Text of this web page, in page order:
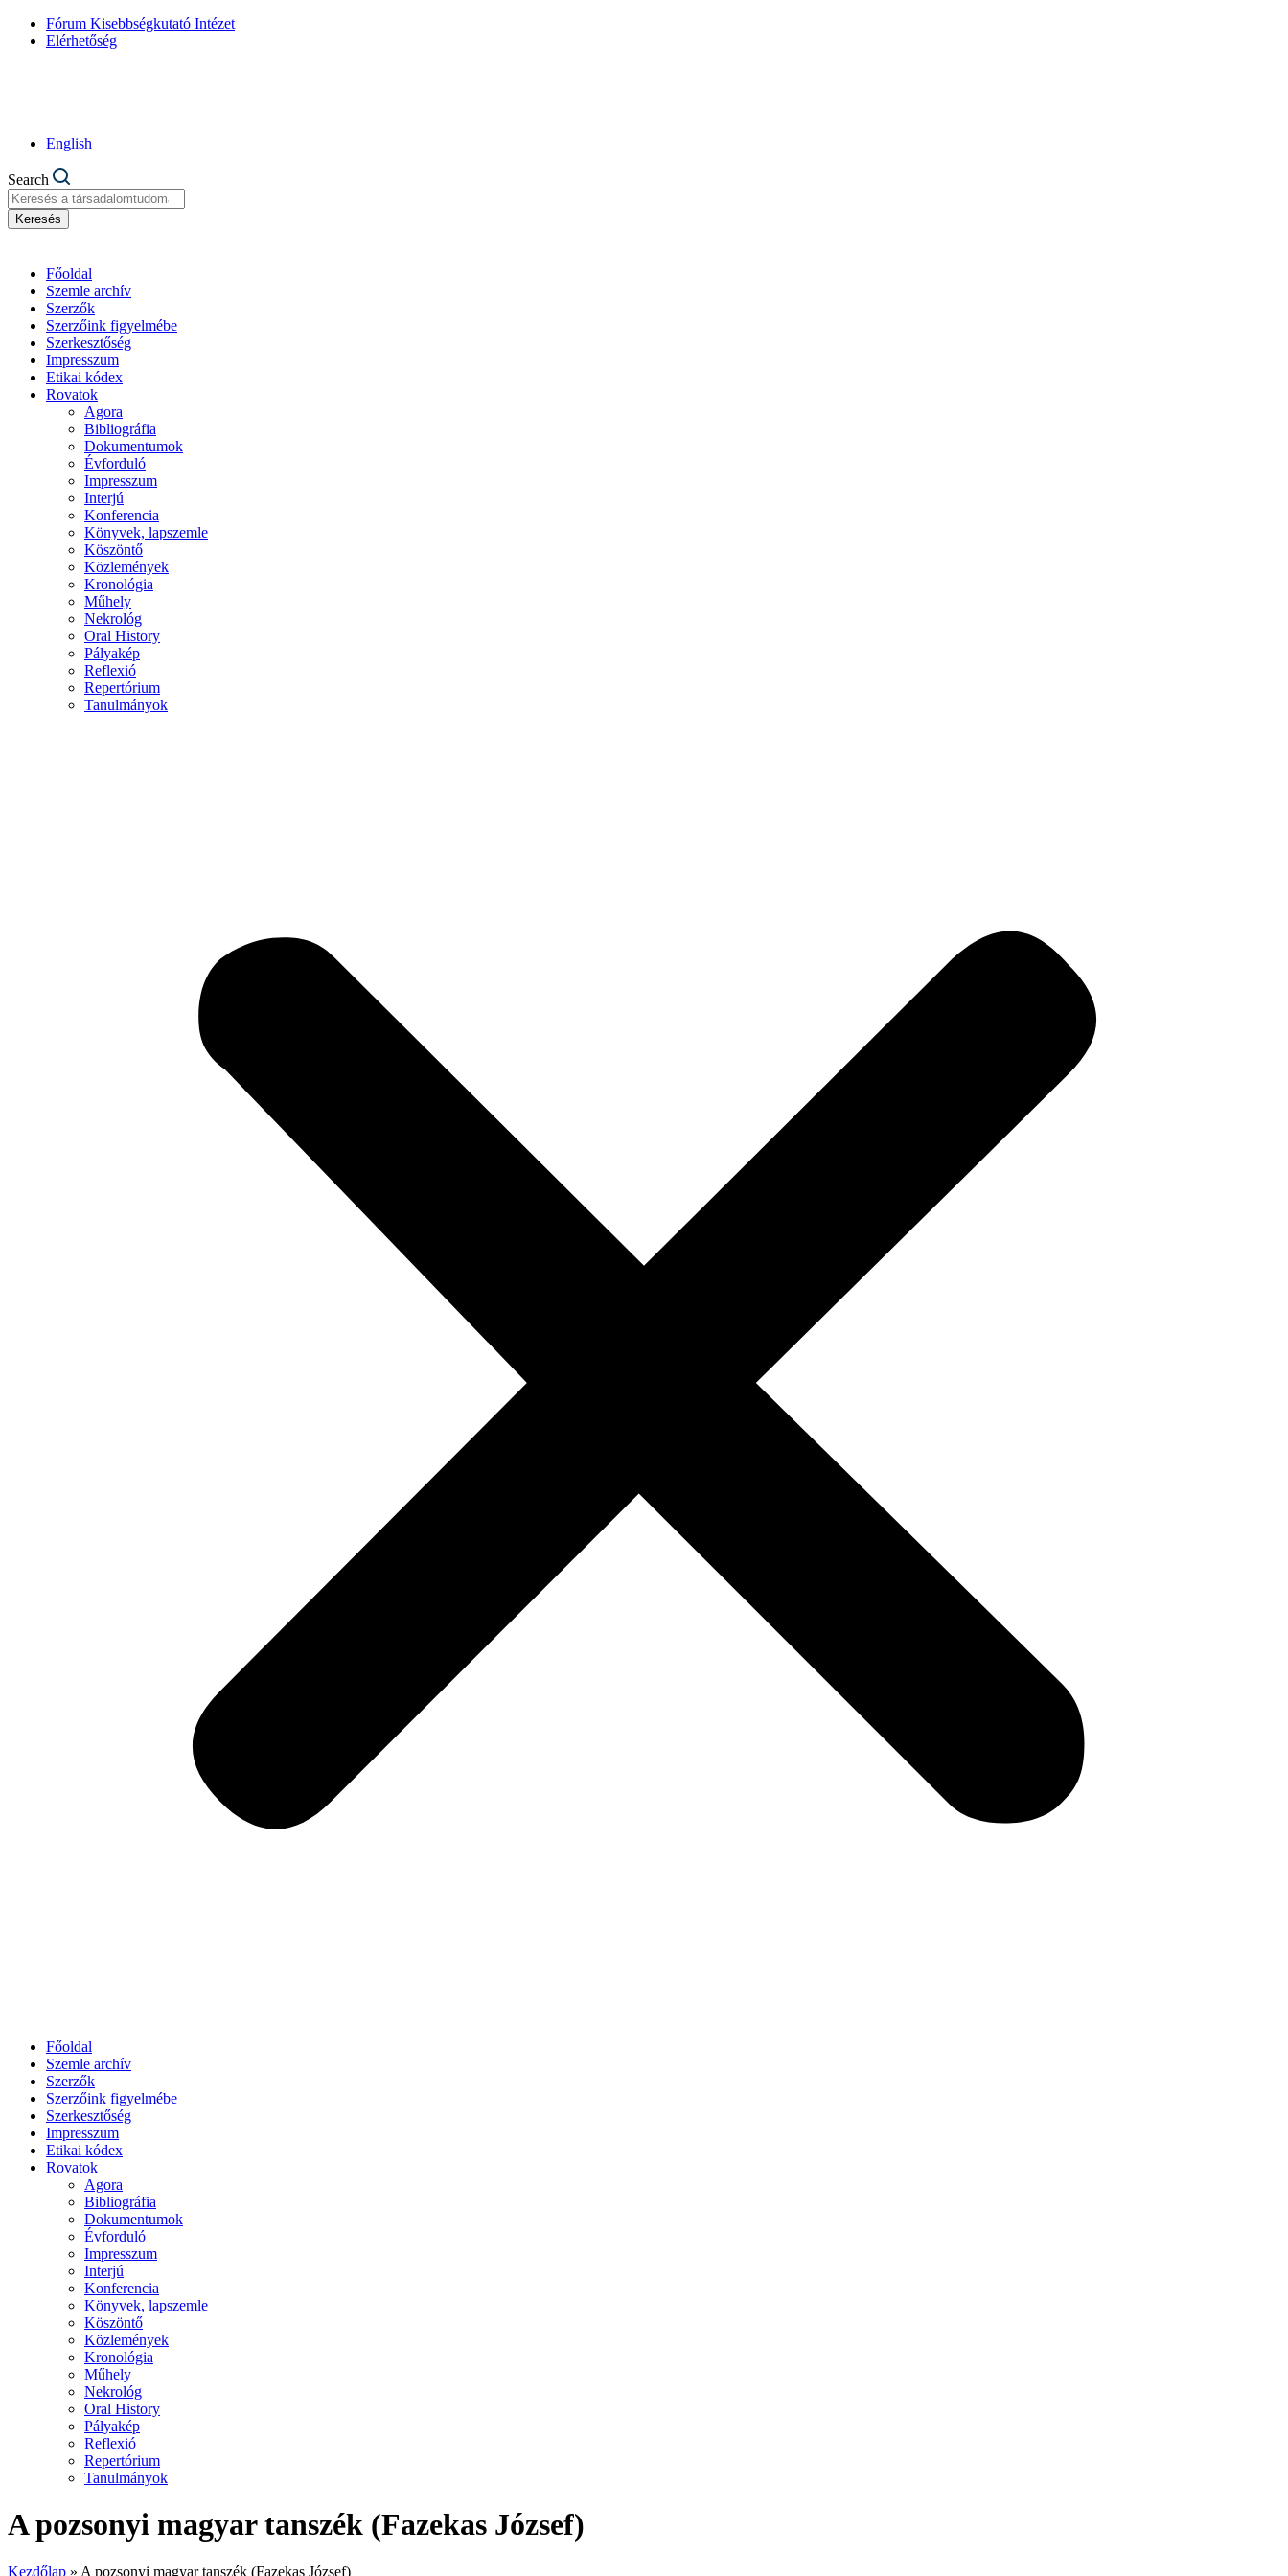
Fórum Kisebbségkutató Intézet
Elérhetőség
English
Search
Keresés
Főoldal
Szemle archív
Szerzők
Szerzőink figyelmébe
Szerkesztőség
Impresszum
Etikai kódex
Rovatok
Agora
Bibliográfia
Dokumentumok
Évforduló
Impresszum
Interjú
Konferencia
Könyvek, lapszemle
Köszöntő
Közlemények
Kronológia
Műhely
Nekrológ
Oral History
Pályakép
Reflexió
Repertórium
Tanulmányok
Főoldal
Szemle archív
Szerzők
Szerzőink figyelmébe
Szerkesztőség
Impresszum
Etikai kódex
Rovatok
Agora
Bibliográfia
Dokumentumok
Évforduló
Impresszum
Interjú
Konferencia
Könyvek, lapszemle
Köszöntő
Közlemények
Kronológia
Műhely
Nekrológ
Oral History
Pályakép
Reflexió
Repertórium
Tanulmányok
A pozsonyi magyar tanszék (Fazekas József)
Kezdőlap » A pozsonyi magyar tanszék (Fazekas József)